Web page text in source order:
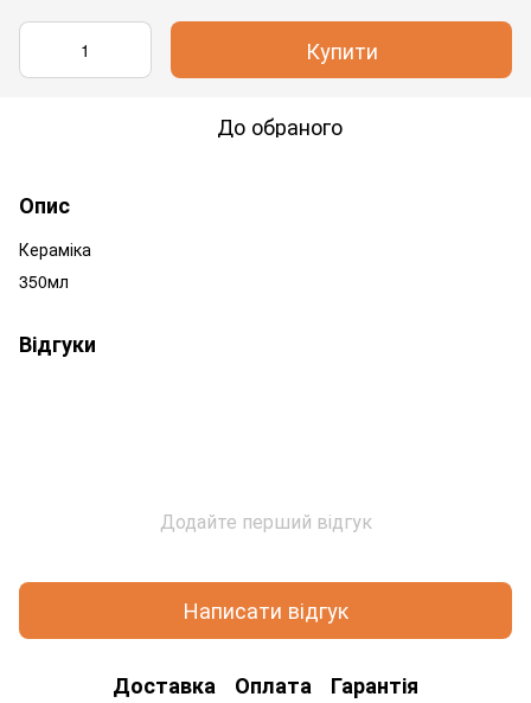
Купити
До обраного
Опис
Кераміка
350мл
Відгуки
Додайте перший відгук
Написати відгук
Доставка Оплата Гарантія